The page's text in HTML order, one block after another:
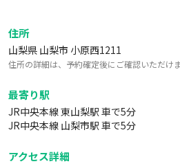
住所
山梨県 山梨市 小原西1211
住所の詳細は、予約確定後にご確認いただけま
最寄り駅
JR中央本線 東山梨駅 車で5分
JR中央本線 山梨市駅 車で5分
アクセス詳細